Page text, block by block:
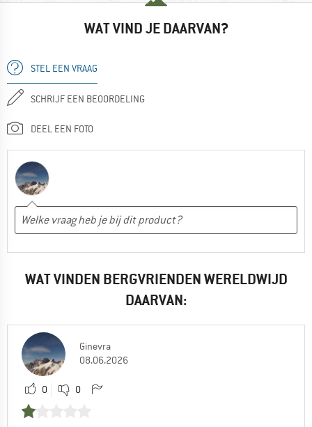
WAT VIND JE DAARVAN?
STEL EEN VRAAG
SCHRIJF EEN BEOORDELING
DEEL EEN FOTO
WAT VINDEN BERGVRIENDEN WERELDWIJD
DAARVAN:
Ginevra
08.06.2026
0 0